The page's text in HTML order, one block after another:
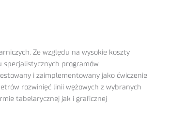
Ze względu na wysokie koszty
specjalistycznych programów
i zaimplementowany jako ćwiczenie
rozwinięć linii wężowych z wybranych
tabelarycznej jak i graficznej